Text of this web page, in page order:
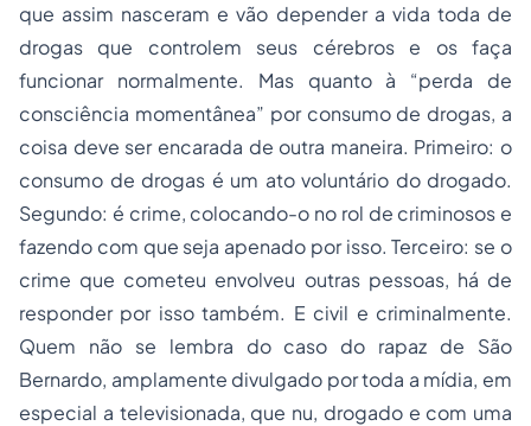
que assim nasceram e vão depender a vida toda de
drogas que controlem seus cérebros e os faça
funcionar normalmente. Mas quanto à “perda de
consciência momentânea” por consumo de drogas, a
coisa deve ser encarada de outra maneira. Primeiro: o
consumo de drogas é um ato voluntário do drogado.
Segundo: é crime, colocando-o no rol de criminosos e
fazendo com que seja apenado por isso. Terceiro: se o
crime que cometeu envolveu outras pessoas, há de
responder por isso também. E civil e criminalmente.
Quem não se lembra do caso do rapaz de São
Bernardo, amplamente divulgado por toda a mídia, em
especial a televisionada, que nu, drogado e com uma